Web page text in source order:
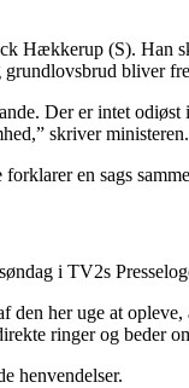
Hækkerup (S). Han
bliver
Der er intet
skriver ministeren.
en sags
i TV2s
den her uge at
ringer og beder
henvendelser.